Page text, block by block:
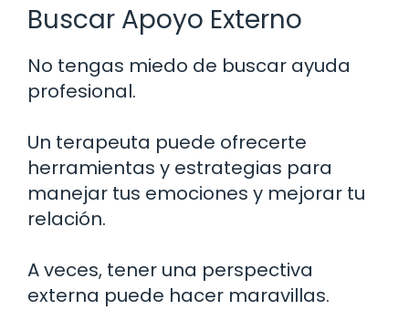
Buscar Apoyo Externo
No tengas miedo de buscar ayuda
profesional.
Un terapeuta puede ofrecerte
herramientas y estrategias para
manejar tus emociones y mejorar tu
relación.
A veces, tener una perspectiva
externa puede hacer maravillas.